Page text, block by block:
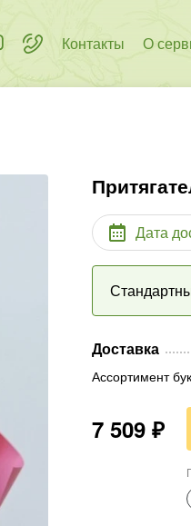
Контакты О
Дата
Доставка
Ассортимент
7 509 ₽